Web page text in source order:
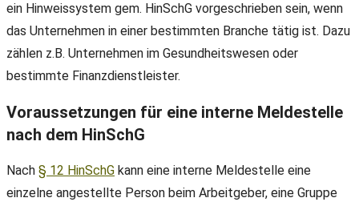
ein Hinweissystem gem. HinSchG vorgeschrieben sein, wenn
das Unternehmen in einer bestimmten Branche tätig ist. Dazu
zählen z.B. Unternehmen im Gesundheitswesen oder
bestimmte Finanzdienstleister.
Voraussetzungen für eine interne Meldestelle
nach dem HinSchG
Nach § 12 HinSchG kann eine interne Meldestelle eine
einzelne angestellte Person beim Arbeitgeber, eine Gruppe